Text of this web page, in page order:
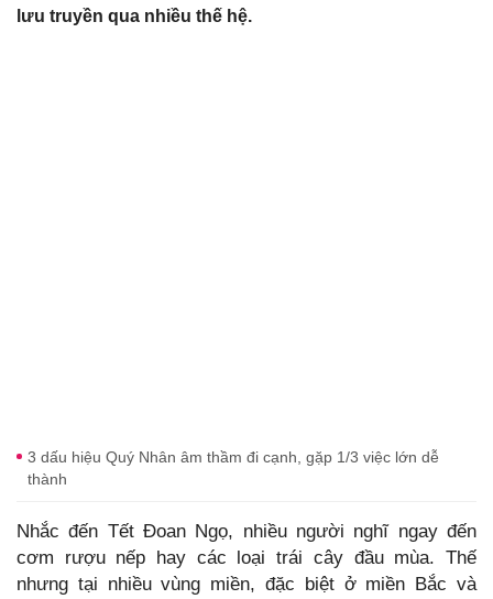
lưu truyền qua nhiều thế hệ.
3 dấu hiệu Quý Nhân âm thầm đi cạnh, gặp 1/3 việc lớn dễ
thành
Nhắc đến Tết Đoan Ngọ, nhiều người nghĩ ngay đến
cơm rượu nếp hay các loại trái cây đầu mùa. Thế
nhưng tại nhiều vùng miền, đặc biệt ở miền Bắc và